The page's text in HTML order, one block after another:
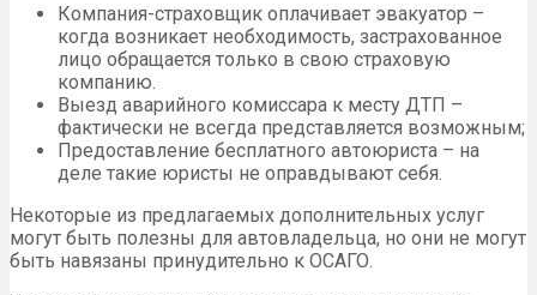
Компания-страховщик оплачивает эвакуатор –
когда возникает необходимость, застрахованное
лицо обращается только в свою страховую
компанию.
Выезд аварийного комиссара к месту ДТП –
фактически не всегда представляется возможным;
Предоставление бесплатного автоюриста – на
деле такие юристы не оправдывают себя.
Некоторые из предлагаемых дополнительных услуг
могут быть полезны для автовладельца, но они не могут
быть навязаны принудительно к ОСАГО.